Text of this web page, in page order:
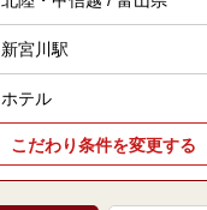
新宮川駅
ホテル
こだわり条件を変更する